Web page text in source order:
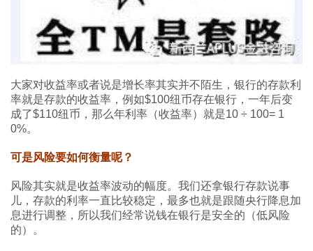
大家对收益率或者说是增长率其实并不陌生，银行的存款利
率就是存款的收益率，例如$100纽币存在银行，一年后变
成了$110纽币，那么年利率（收益率）就是10 ÷ 100= 1
0%。
可是风险要如何衡量呢？
风险其实就是收益率波动的幅度。我们还拿银行存款说事
儿，存款的利率一直比较稳定，最多也就是跟随央行降息加
息进行调整，所以我们经常说钱在银行是安全的（低风险
的）。